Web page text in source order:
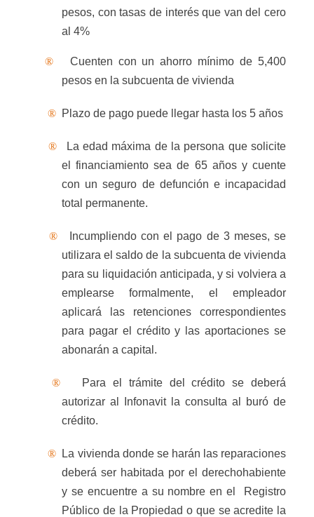
pesos, con tasas de interés que van del cero
al 4%
®
Cuenten con un ahorro mínimo de 5,400
pesos en la subcuenta de vivienda
® Plazo de pago puede llegar hasta los 5 años
®
La edad máxima de la persona que solicite
el financiamiento sea de 65 años y cuente
con un seguro de defunción e incapacidad
total permanente.
®
Incumpliendo con el pago de 3 meses, se
utilizara el saldo de la subcuenta de vivienda
para su liquidación anticipada, y si volviera a
emplearse formalmente, el empleador
aplicará las retenciones correspondientes
para pagar el crédito y las aportaciones se
abonarán a capital.
®
Para el trámite del crédito se deberá
autorizar al Infonavit la consulta al buró de
crédito.
®
La vivienda donde se harán las reparaciones
deberá ser habitada por el derechohabiente
y se encuentre a su nombre en el
Registro
Público de la Propiedad o que se acredite la